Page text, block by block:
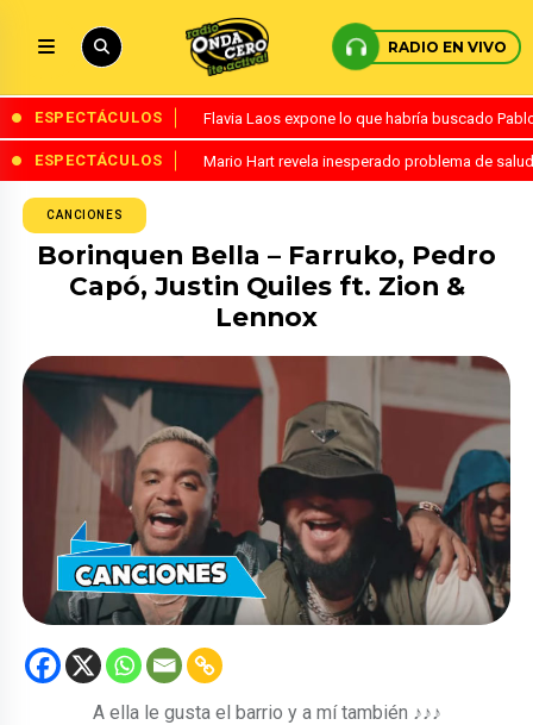
RADIO EN VIVO
ESPECTÁCULOS Flavia Laos expone lo que habría buscado
ESPECTÁCULOS Mario Hart revela inesperado problema de
CANCIONES
Borinquen Bella – Farruko, Pedro
Capó, Justin Quiles ft. Zion &
Lennox
A ella le gusta el barrio y a mí también ♪♪♪